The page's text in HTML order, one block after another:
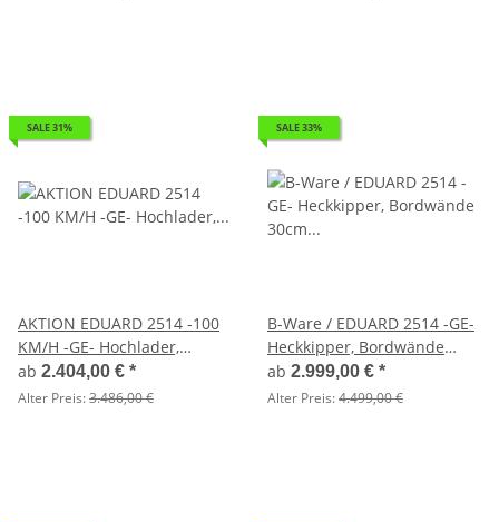
SALE 31%
AKTION EDUARD 2514 -100
KM/H -GE- Hochlader,
Bordwände 30cm -1350kg-
Lfh: 56cm -195/55R10 mit
ab 2.404,00 € *
Alter Preis:3.486,00 €
SALE 33%
B-Ware / EDUARD 2514 -GE-
Heckkipper, Bordwände
30cm -1500kg- H-Pumpe -
Lfh: 63cm -195/50R13 mit
ab 2.999,00 € *
Alter Preis:4.499,00 €